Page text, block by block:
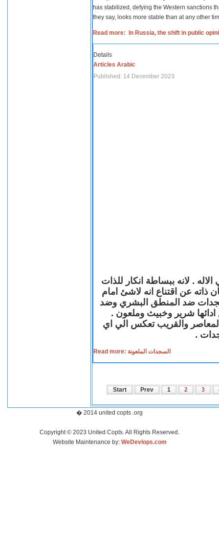
has stabilized, defying the Western sanctions
they say, looks more stable than at any other
Read more: In Russia, the shift in public
Details
Articles Arabic
Published: 14 December 2023
. لانه ببساطة انكار للذات
ذاته عن اقتناع انه لاشئ امام
ضد المنطق البشري وضد
ادائها شرير وخبيث وملعون .
المعاصر والقريب تعكس الي اي
.
Read more: السجدات الملعونة
Start Prev 1 2 3
� 2014 united copts .org
Copyright © 2023 United Copts. All Rights Reserved.
Website Maintenance by: WeDevlops.com